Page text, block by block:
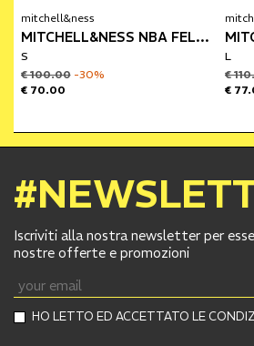
mitchell&ness
MITCHELL&NESS NBA FELPA FULL ZIP CHICAGO BULLS
S
€ 100.00 -30%
€ 70.00
L
€
€
Iscriviti alla nostra newsletter per
nostre offerte e promozioni
HO LETTO ED ACCETTATO LE